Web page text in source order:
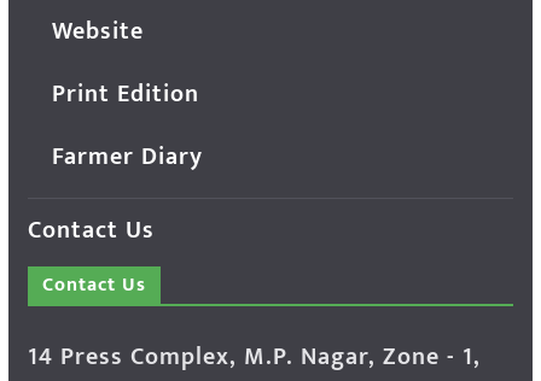
Website
Print Edition
Farmer Diary
Contact Us
Contact Us
14 Press Complex, M.P. Nagar, Zone - 1,